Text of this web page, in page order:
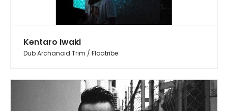
Kentaro Iwaki
Dub Archanoid Trim / Floatribe